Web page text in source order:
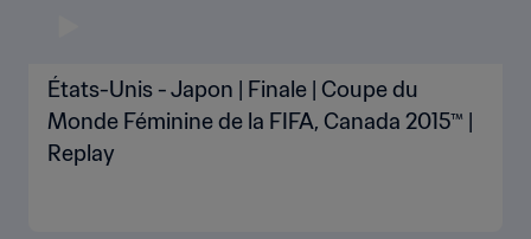
États-Unis - Japon | Finale | Coupe du
Monde Féminine de la FIFA, Canada 2015™ |
Replay